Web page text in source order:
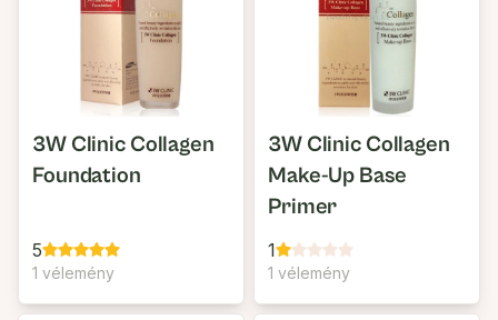
3W Clinic Collagen
Foundation
5
1 vélemény
3W Clinic Collagen
Make-Up Base
Primer
1
1 vélemény